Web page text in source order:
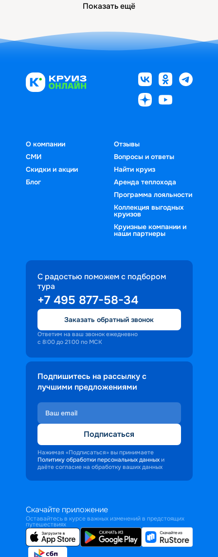
Показать ещё
О компании
СМИ
Скидки и акции
Блог
Отзывы
Вопросы и ответы
Найти круиз
Аренда теплохода
Программа лояльности
Коллекция выгодных
круизов
Круизные компании и
наши партнеры
С радостью поможем с подбором
тура
+7 495 877-58-34
Заказать обратный звонок
Ответим на ваш звонок ежедневно
с 8:00 до 21:00 по МСК
Подпишитесь на рассылку с
лучшими предложениями
Подписаться
Нажимая «Подписаться» вы принимаете
Политику обработки персональных данных и
даёте согласие на обработку ваших данных
Скачайте приложение
Оставайтесь в курсе важных изменений в предстоящих
путешествиях